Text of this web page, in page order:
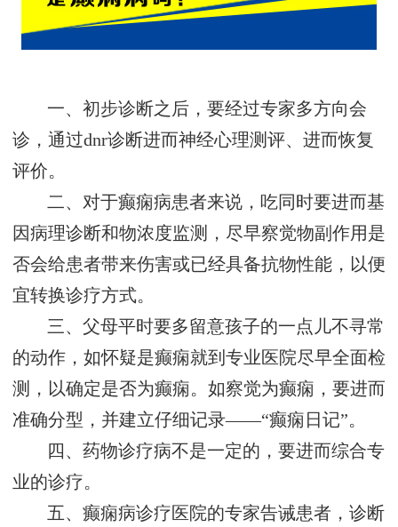
一、初步诊断之后，要经过专家多方向会
诊，通过dnr诊断进而神经心理测评、进而恢复
评价。
二、对于癫痫病患者来说，吃同时要进而基
因病理诊断和物浓度监测，尽早察觉物副作用是
否会给患者带来伤害或已经具备抗物性能，以便
宜转换诊疗方式。
三、父母平时要多留意孩子的一点儿不寻常
的动作，如怀疑是癫痫就到专业医院尽早全面检
测，以确定是否为癫痫。如察觉为癫痫，要进而
准确分型，并建立仔细记录——“癫痫日记”。
四、药物诊疗病不是一定的，要进而综合专
业的诊疗。
五、癫痫病诊疗医院的专家告诫患者，诊断